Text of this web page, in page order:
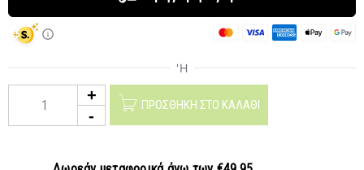
ΠΡΟΣΘΉΚΗ ΣΤΟ ΚΑΛΆΘΙ